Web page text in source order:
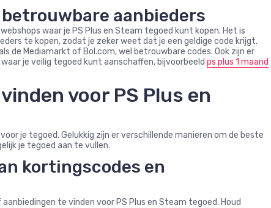
betrouwbare aanbieders
waar je PS Plus en Steam tegoed kunt kopen. Het is
te kopen, zodat je zeker weet dat je een geldige code krijgt.
de Mediamarkt of Bol.com, wel betrouwbare codes. Ook zijn er
je veilig tegoed kunt aanschaffen, bijvoorbeeld ps plus 1 maand
voor PS Plus en
je tegoed. Gelukkig zijn er verschillende manieren om de beste
je tegoed aan te vullen.
kortingscodes en
te vinden voor PS Plus en Steam tegoed. Houd